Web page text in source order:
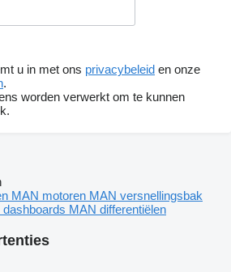
u in met ons privacybeleid en onze
.
worden verwerkt om te kunnen
MAN motoren MAN versnellingsbak
dashboards MAN differentiëlen